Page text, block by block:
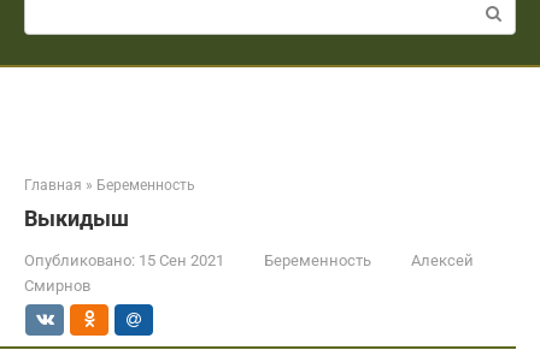
Главная » Беременность
Выкидыш
Опубликовано: 15 Сен 2021 Беременность
Алексей
Смирнов